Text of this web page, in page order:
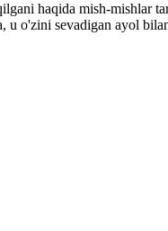
haqida mish-mishlar
u o'zini sevadigan ayol